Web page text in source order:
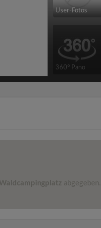
User-Fotos
360° Pano
abgegeben.